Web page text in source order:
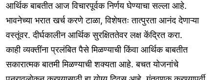
आर्थिक बाबतीत आज विचारपूर्वक निर्णय घेण्याचा सल्ला आहे.
भावनेच्या भरात खर्च करणे टाळा, विशेषतः तात्पुरता आनंद देणाऱ्या
वस्तूंवर. दीर्घकालीन आर्थिक सुरक्षिततेवर लक्ष केंद्रित करा.
काही व्यक्तींना प्रलंबित पैसे मिळण्याची किंवा आर्थिक बाबतीत
सकारात्मक बातमी मिळण्याची शक्यता आहे. बचत योजनांचे